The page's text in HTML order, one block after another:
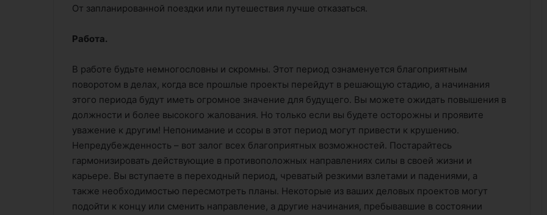
От запланированной поездки или путешествия лучше отказаться.
Работа.
В работе будьте немногословны и скромны. Этот период ознаменуется благоприятным
поворотом в делах, когда все прошлые проекты перейдут в решающую стадию, а начинания
этого периода будут иметь огромное значение для будущего. Вы можете ожидать повышения в
должности и более высокого жалования. Но только если вы будете осторожны и проявите
уважение к другим! Непонимание и ссоры в этот период могут привести к крушению.
Непредубежденность – вот залог всех благоприятных возможностей. Постарайтесь
гармонизировать действующие в противоположных направлениях силы в своей жизни и
карьере. Вы вступаете в переходный период, чреватый резкими взлетами и падениями, а
также необходимостью пересмотреть планы. Некоторые из ваших деловых проектов могут
подойти к концу или сменить направление, а другие начинания, пребывавшие в состоянии